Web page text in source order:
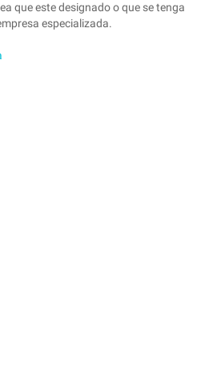
que este designado o que se tenga
especializada.